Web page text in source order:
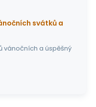
svátků a
vánočních a úspěšný